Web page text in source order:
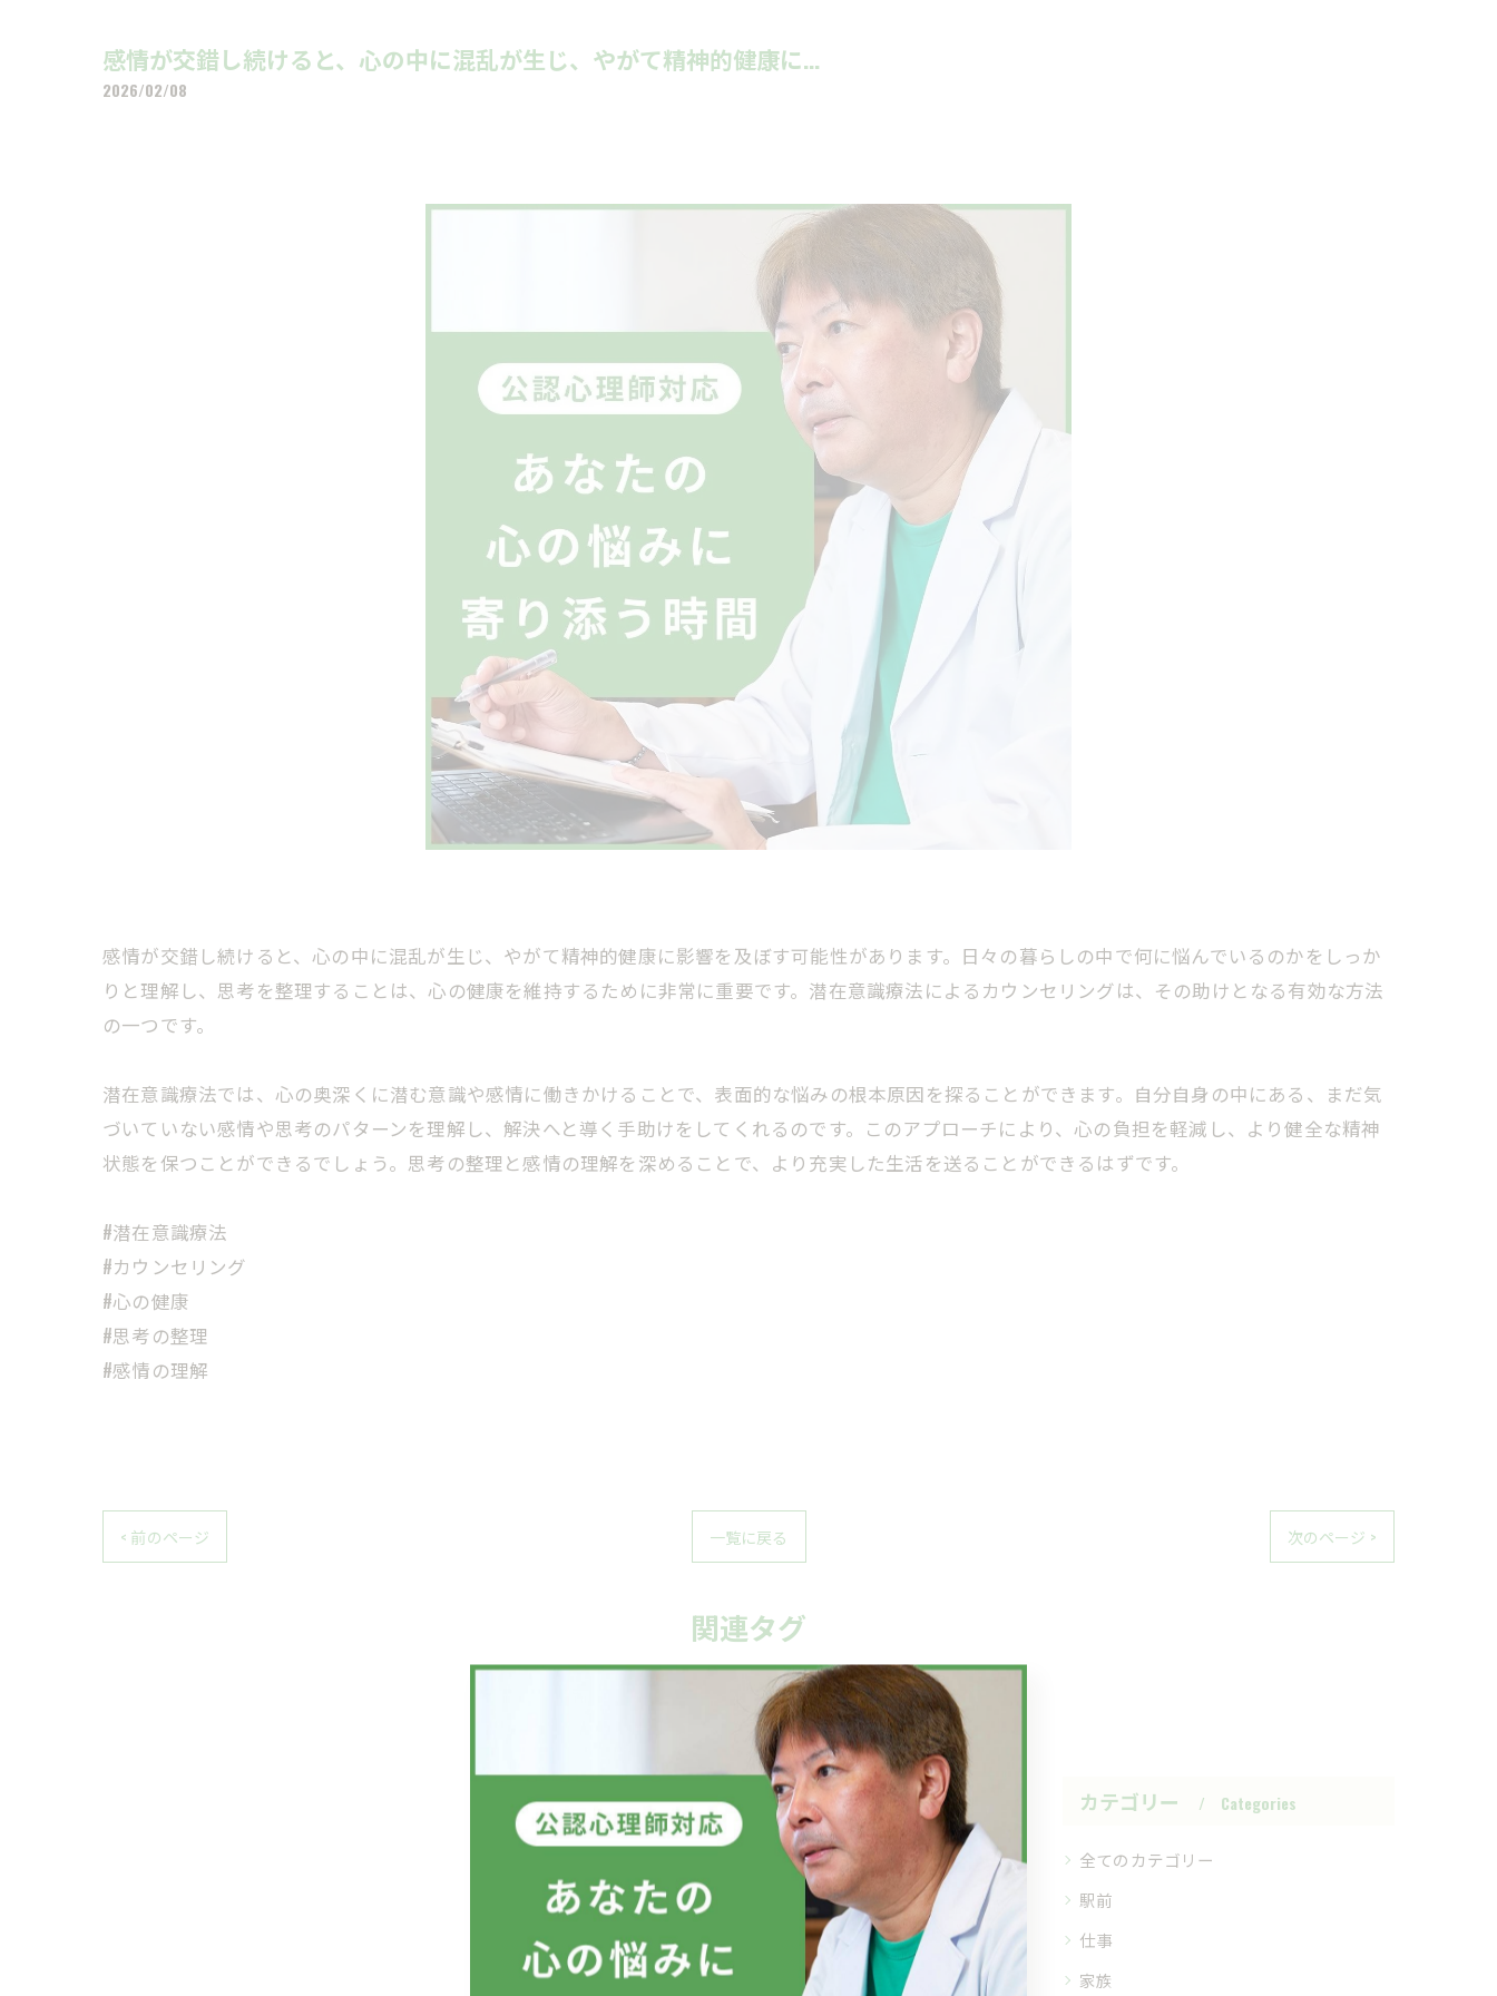
感情が交錯し続けると、心の中に混乱が生じ、やがて精神的健康に...
2026/02/08
感情が交錯し続けると、心の中に混乱が生じ、やがて精神的健康に影響を及ぼす可能性があります。日々の暮らしの中で何に悩んでいるのかをしっか
りと理解し、思考を整理することは、心の健康を維持するために非常に重要です。潜在意識療法によるカウンセリングは、その助けとなる有効な方法
の一つです。
潜在意識療法では、心の奥深くに潜む意識や感情に働きかけることで、表面的な悩みの根本原因を探ることができます。自分自身の中にある、まだ気
づいていない感情や思考のパターンを理解し、解決へと導く手助けをしてくれるのです。このアプローチにより、心の負担を軽減し、より健全な精神
状態を保つことができるでしょう。思考の整理と感情の理解を深めることで、より充実した生活を送ることができるはずです。
#潜在意識療法
#カウンセリング
#心の健康
#思考の整理
#感情の理解
< 前のページ 一覧に戻る 次のページ >
関連タグ
#カウンセリング
カテゴリー Categories
全てのカテゴリー
駅前
仕事
家族